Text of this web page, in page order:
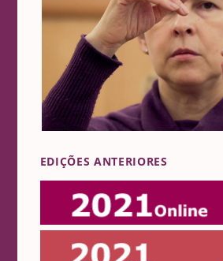
EDIÇÕES ANTERIORES